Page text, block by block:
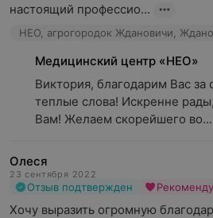
настоящий профессио...
НЕО, агрогородок Ждановичи,
Медицинский центр «НЕО»
Виктория, благодарим Вас за
теплые слова! Искренне
Вам! Желаем скорейшего во...
Олеся
23 сентября 2022
Отзыв подтвержден
Хочу выразить огромную